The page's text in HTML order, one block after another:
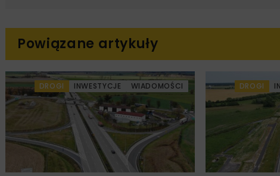
Powiązane artykuły
DROGI INWESTYCJE WIADOMOŚCI DROGI